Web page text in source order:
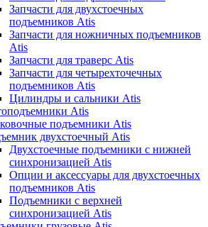
Запчасти для двухстоечных
подъемников Atis
Запчасти для ножничных подъемников
Atis
Запчасти для траверс Atis
Запчасти для четырехточечных
подъемников Atis
Цилиндры и сальники Atis
Atis
подъемники Atis
двухстоечный Atis
Двухстоечные подъемники с нижней
синхронизацией Atis
Опции и аксессуары для двухстоечных
подъемников Atis
Подъемники с верхней
синхронизацией Atis